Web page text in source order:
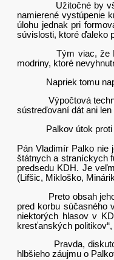
Užitočné by však
namierené vystúpenie
úlohu jednak pri
súvislosti, ktoré ďaleko
Tým viac, že Palko
modriny, ktoré
Napriek tomu
Výpočtová technika
sústreďovaní dát ani
Palkov útok proti
Pán Vladimír Palko
štátnych a straníckych
predsedu KDH. Je
(Lifšic, Mikloško,
Preto obsah jeho
pred korbu súčasného
niektorých hlasov v
kresťanských
Pravda, diskutované
hlbšieho záujmu o